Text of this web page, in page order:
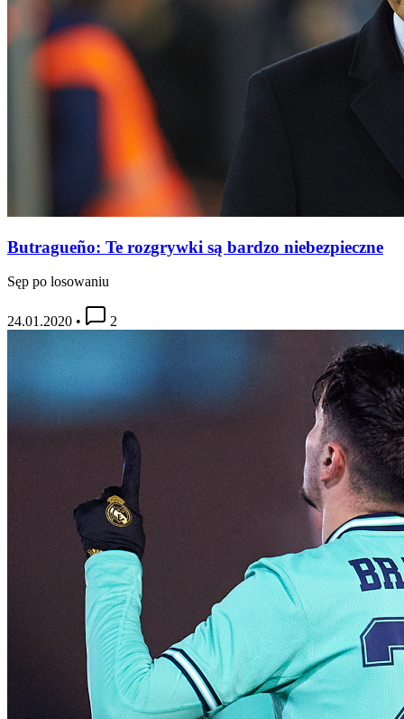
Butragueño: Te rozgrywki są bardzo niebezpieczne
Sęp po losowaniu
24.01.2020 • 2